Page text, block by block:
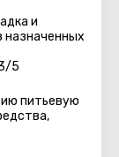
и
назначенных
5
питьевую